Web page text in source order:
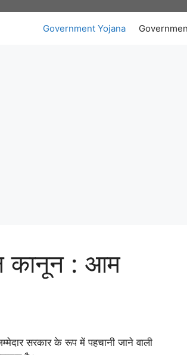
Government Yojana
कानून : आम
सरकार के रूप में पहचानी जाने वाली